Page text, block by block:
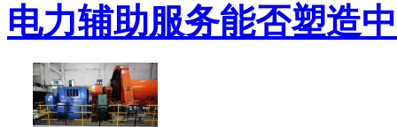
电力辅助服务能否塑造